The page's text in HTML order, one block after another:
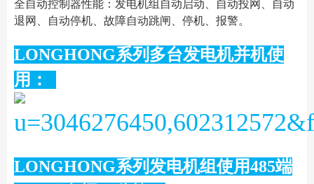
全自动控制器性能：发电机组自动启动、自动投网、自动
退网、自动停机、故障自动跳闸、停机、报警。
LONGHONG系列多台发电机并机使
用：
LONGHONG系列发电机组使用485端